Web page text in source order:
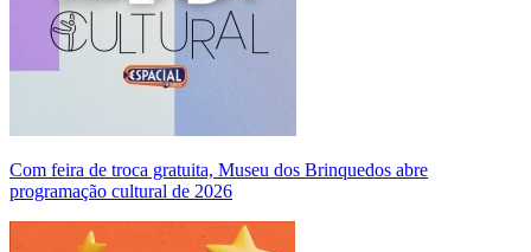
Com feira de troca gratuita, Museu dos Brinquedos abre
programação cultural de 2026